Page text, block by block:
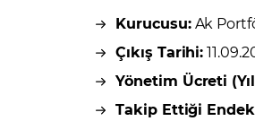
Kurucusu:Ak
Çıkış Tarihi:
Yönetim Ücreti
Takip Ettiği